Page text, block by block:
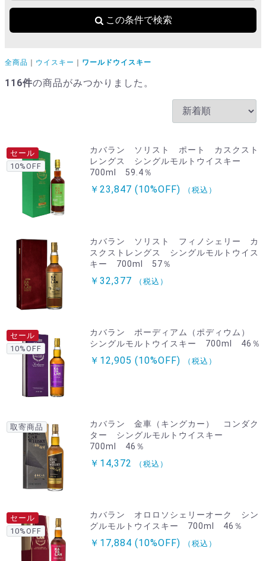
この条件で検索
全商品 ウイスキー ワールドウイスキー
116件の商品がみつかりました。
セール
10%OFF
カバラン ソリスト ポート カスクスト
レングス シングルモルトウイスキー
700ml 59.4％
￥23,847 (10%OFF) （税込）
カバラン ソリスト フィノシェリー カ
スクストレングス シングルモルトウイス
キー 700ml 57％
￥32,377 （税込）
セール
10%OFF
カバラン ポーディアム（ポディウム）
シングルモルトウイスキー 700ml 46％
￥12,905 (10%OFF) （税込）
取寄商品
カバラン 金車（キングカー） コンダク
ター シングルモルトウイスキー
700ml 46％
￥14,372 （税込）
セール
10%OFF
カバラン オロロソシェリーオーク シン
グルモルトウイスキー 700ml 46％
￥17,884 (10%OFF) （税込）